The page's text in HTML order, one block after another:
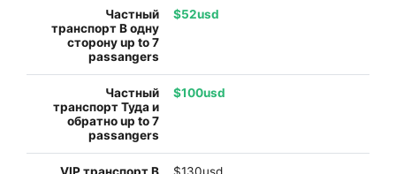
$52usd
$100usd
$130usd